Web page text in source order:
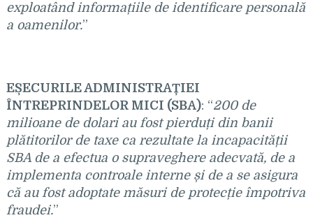
exploatând informațiile de identificare personală
a oamenilor.”
EȘECURILE ADMINISTRAȚIEI
ÎNTREPRINDELOR MICI (SBA): “200 de
milioane de dolari au fost pierduți din banii
plătitorilor de taxe ca rezultate la incapacității
SBA de a efectua o supraveghere adecvată, de a
implementa controale interne și de a se asigura
că au fost adoptate măsuri de protecție împotriva
fraudei.”